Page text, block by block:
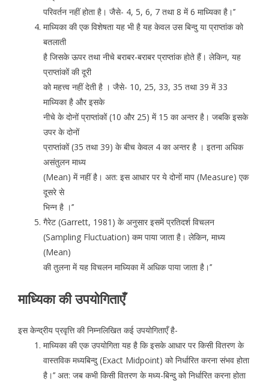
परिवर्तन नहीं होता है। जैसे- 4, 5, 6, 7 तथा 8 में 6 माध्यिका है।’’
माध्यिका की एक विशेषता यह भी है यह केवल उस बिन्दु या प्राप्तांक को
बतलाती
है जिसके ऊपर तथा नीचे बराबर-बराबर प्राप्तांक होते हैं। लेकिन, यह
प्राप्तांकों की दूरी
को महत्त्व नहीं देती है । जैसे- 10, 25, 33, 35 तथा 39 में 33
माध्यिका है और इसके
नीचे के दोनों प्राप्तांकों (10 और 25) में 15 का अन्तर है। जबकि इसके
उपर के दोनों
प्राप्तांकों (35 तथा 39) के बीच केवल 4 का अन्तर है । इतना अधिक
असंतुलन माध्य
(Mean) में नहीं है। अत: इस आधार पर ये दोनों माप (Measure) एक
दूसरे से
भिन्न है ।’’
गैरेट (Garrett, 1981) के अनुसार इसमें प्रतिदर्श विचलन
(Sampling Fluctuation) कम पाया जाता है। लेकिन, माध्य
(Mean)
की तुलना में यह विचलन माध्यिका में अधिक पाया जाता है।’’
माध्यिका की उपयोगिताएँ
इस केन्द्रीय प्रवृत्ति की निम्नलिखित कई उपयोगिताएँ है-
माध्यिका की एक उपयोगिता यह है कि इसके आधार पर किसी वितरण के
वास्तविक मध्यबिन्दु (Exact Midpoint) को निर्धारित करना संभव होता
है।’’ अत: जब कभी किसी वितरण के मध्य-बिन्दु को निर्धारित करना होता